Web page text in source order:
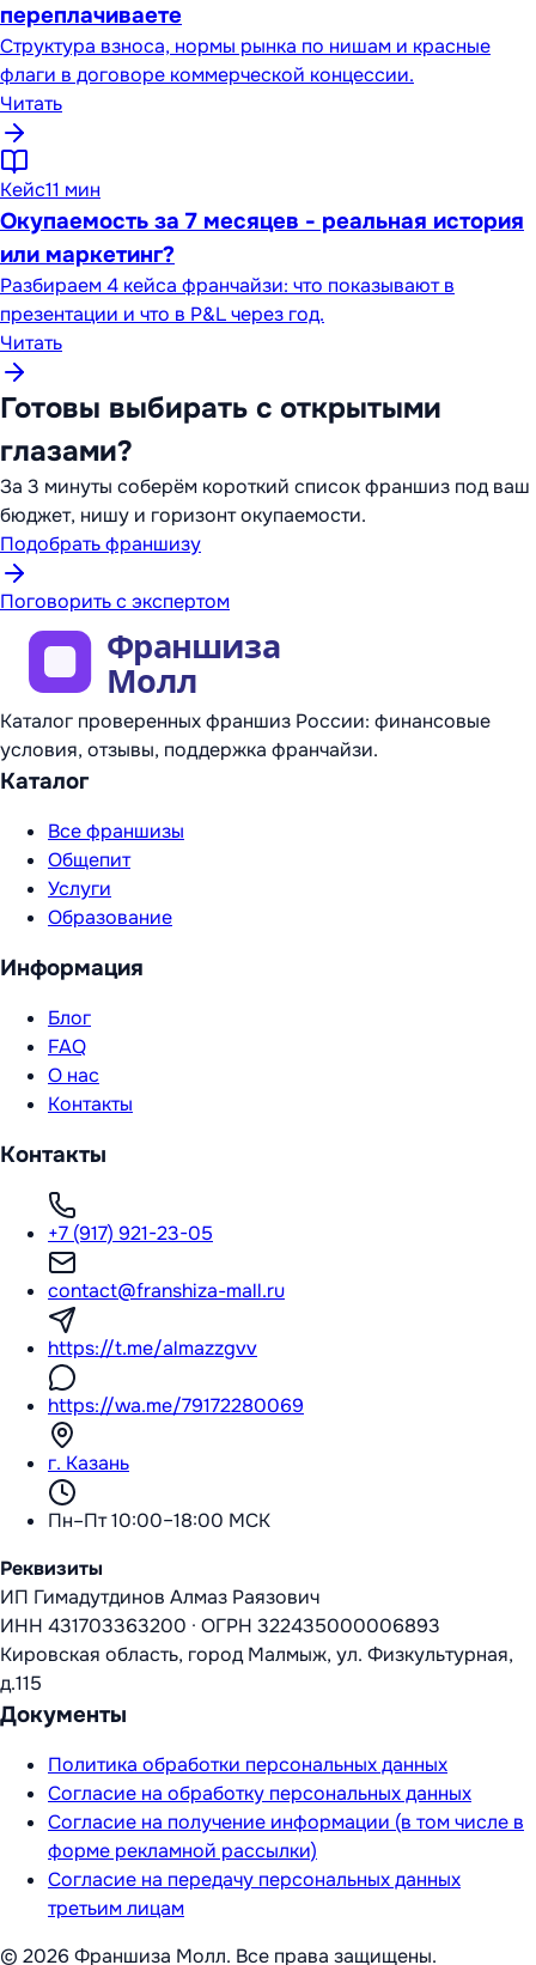
переплачиваете
Структура взноса, нормы рынка по нишам и красные
флаги в договоре коммерческой концессии.
Читать
Кейс11 мин
Окупаемость за 7 месяцев - реальная история
или маркетинг?
Разбираем 4 кейса франчайзи: что показывают в
презентации и что в P&L через год.
Читать
Готовы выбирать с открытыми
глазами?
За 3 минуты соберём короткий список франшиз под ваш
бюджет, нишу и горизонт окупаемости.
Подобрать франшизу
Поговорить с экспертом
Каталог проверенных франшиз России: финансовые
условия, отзывы, поддержка франчайзи.
Каталог
Все франшизы
Общепит
Услуги
Образование
Информация
Блог
FAQ
О нас
Контакты
Контакты
+7 (917) 921-23-05
contact@franshiza-mall.ru
https://t.me/almazzgvv
https://wa.me/79172280069
г. Казань
Пн–Пт 10:00–18:00 МСК
Реквизиты
ИП Гимадутдинов Алмаз Раязович
ИНН 431703363200 · ОГРН 322435000006893
Кировская область, город Малмыж, ул. Физкультурная,
д.115
Документы
Политика обработки персональных данных
Согласие на обработку персональных данных
Согласие на получение информации (в том числе в
форме рекламной рассылки)
Согласие на передачу персональных данных
третьим лицам
© 2026 Франшиза Молл. Все права защищены.